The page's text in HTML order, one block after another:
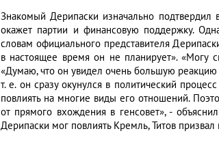
Знакомый Дерипаски изначально подтвердил
окажет партии и финансовую поддержку.
словам официального представителя
в настоящее время он не планирует». «Могу
«Думаю, что он увидел очень большую реакцию
т. е. он сразу окунулся в политический
повлиять на многие виды его отношений.
от прямого вхождения в генсовет», -
Дерипаски мог повлиять Кремль, Титов